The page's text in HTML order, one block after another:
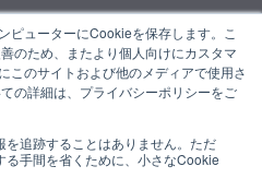
ピューターにCookieを保存します。こ
のため、またより個人向けにカスタマ
このサイトおよび他のメディアで使用さ
の詳細は、プライバシーポリシーをご
追跡することはありません。ただ
る手間を省くために、小さなCookie
I
n
s
t
g
L
i
n
k
d
of the Ishizuka Glass Group.